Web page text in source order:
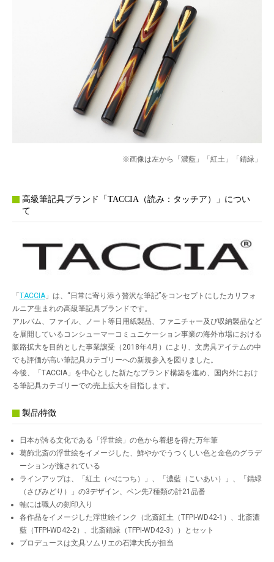
※画像は左から「濃藍」「紅土」「錆緑」
高級筆記具ブランド「TACCIA（読み：タッチア）」につい
て
「TACCIA 」は、“日常に寄り添う贅沢な筆記”をコンセプトにしたカリフォ
ルニア生まれの高級筆記具ブランドです。
アルバム、ファイル、ノート等日用紙製品、ファニチャー及び収納製品など
を展開しているコンシューマーコミュニケーション事業の海外市場における
販路拡大を目的とした事業譲受（2018年4月）により、文房具アイテムの中
でも評価が高い筆記具カテゴリーへの新規参入を図りました。
今後、「TACCIA」を中心とした新たなブランド構築を進め、国内外におけ
る筆記具カテゴリーでの売上拡大を目指します。
製品特徴
日本が誇る文化である「浮世絵」の色から着想を得た万年筆
葛飾北斎の浮世絵をイメージした、鮮やかでうつくしい色と金色のグラデ
ーションが施されている
ラインアップは、「紅土（べにつち）」、「濃藍（こいあい）」、「錆緑
（さびみどり）」の3デザイン、ペン先7種類の計21品番
軸には職人の刻印入り
各作品をイメージした浮世絵インク（北斎紅土（TFPI-WD42-1）、北斎濃
藍（TFPI-WD42-2）、北斎錆緑（TFPI-WD42-3））とセット
プロデュースは文具ソムリエの石津大氏が担当